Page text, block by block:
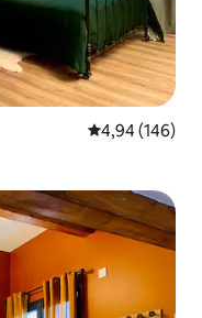
4,94 de uma
4,94 (146)